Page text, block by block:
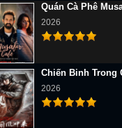
Quán Cà Phê
2026
Chiến Binh Trong
2026